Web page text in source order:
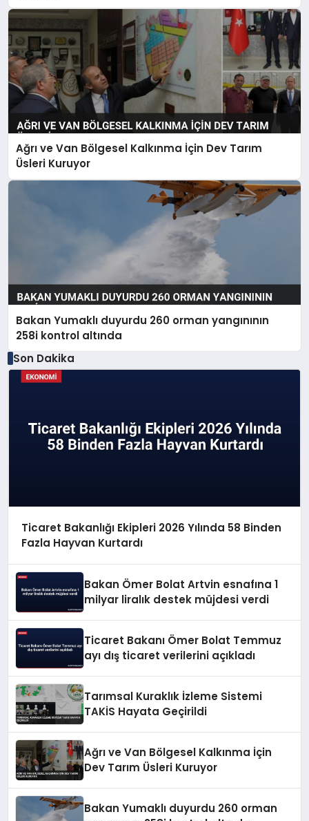
Ağrı ve Van Bölgesel Kalkınma İçin Dev Tarım
Üsleri Kuruyor
Bakan Yumaklı duyurdu 260 orman yangınının
258i kontrol altında
Son Dakika
Ticaret Bakanlığı Ekipleri 2026 Yılında 58 Binden
Fazla Hayvan Kurtardı
Bakan Ömer Bolat Artvin esnafına 1
milyar liralık destek müjdesi verdi
Ticaret Bakanı Ömer Bolat Temmuz
ayı dış ticaret verilerini açıkladı
Tarımsal Kuraklık İzleme Sistemi
TAKİS Hayata Geçirildi
Ağrı ve Van Bölgesel Kalkınma İçin
Dev Tarım Üsleri Kuruyor
Bakan Yumaklı duyurdu 260 orman